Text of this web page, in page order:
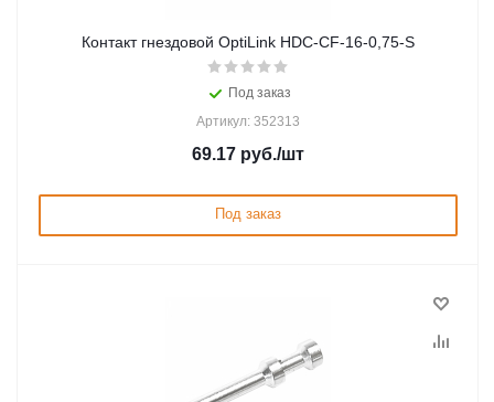
Контакт гнездовой OptiLink HDC-CF-16-0,75-S
Под заказ
Артикул: 352313
69.17 руб./шт
Под заказ